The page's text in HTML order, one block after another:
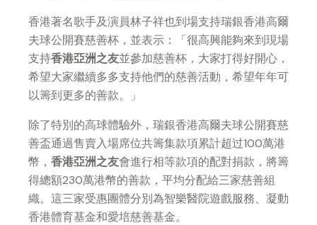
香港著名歌手及演員林子祥也到場支持瑞銀香港高爾
夫球公開賽慈善杯，並表示：「很高興能夠來到現場
支持香港亞洲之友並參加慈善杯，大家打得好開心，
希望大家繼續多多支持他們的慈善活動，希望年年可
以籌到更多的善款。」
除了特別的高球體驗外，瑞銀香港高爾夫球公開賽慈
善盃通過售賣入場席位共籌集款項累計超过100萬港
幣， 香港亞洲之友會進行相等款項的配對捐款，將籌
得總額230萬港幣的善款，平均分配給三家慈善組
織。這三家受惠團體分別為智樂醫院遊戲服務、凝動
香港體育基金和愛培慈善基金。